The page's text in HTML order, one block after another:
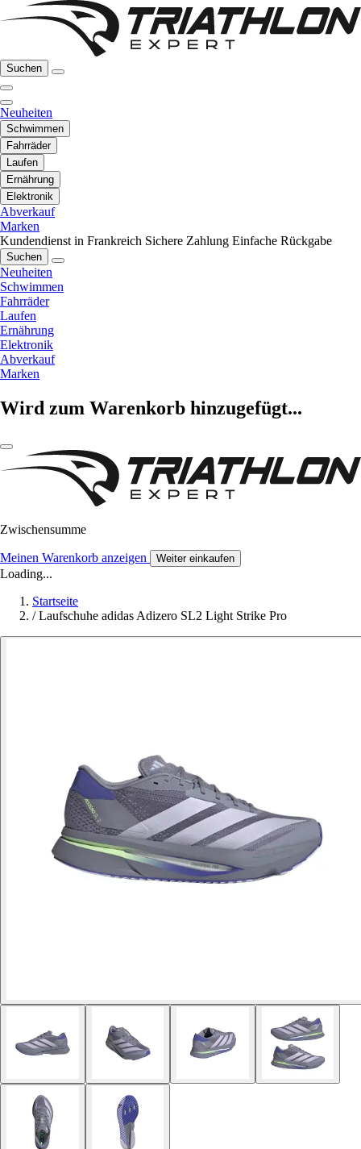
Suchen
Neuheiten
Schwimmen
Fahrräder
Laufen
Ernährung
Elektronik
Abverkauf
Marken
Kundendienst in Frankreich Sichere Zahlung Einfache Rückgabe
Suchen
Neuheiten
Schwimmen
Fahrräder
Laufen
Ernährung
Elektronik
Abverkauf
Marken
Wird zum Warenkorb hinzugefügt...
Zwischensumme
Meinen Warenkorb anzeigen Weiter einkaufen
Loading...
Startseite
/ Laufschuhe adidas Adizero SL2 Light Strike Pro